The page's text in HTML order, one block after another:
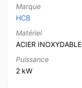
Marque
HCB
Matériel
ACIER INOXYDABLE
Puissance
2 kW